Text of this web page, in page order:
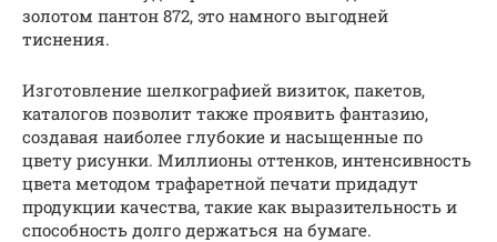
золотом пантон 872, это намного выгодней
тиснения.
Изготовление шелкографией визиток, пакетов,
каталогов позволит также проявить фантазию,
создавая наиболее глубокие и насыщенные по
цвету рисунки. Миллионы оттенков, интенсивность
цвета методом трафаретной печати придадут
продукции качества, такие как выразительность и
способность долго держаться на бумаге.